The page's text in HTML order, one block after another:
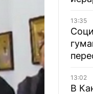
13:35
13:02
В